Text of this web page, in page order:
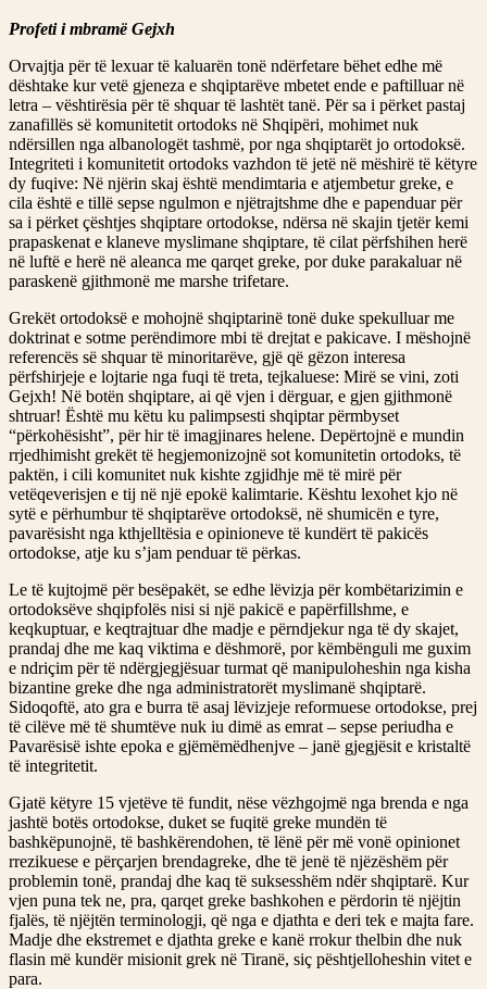
Profeti i mbramë Gejxh
Orvajtja për të lexuar të kaluarën tonë ndërfetare bëhet edhe më
dështake kur vetë gjeneza e shqiptarëve mbetet ende e paftilluar në
letra – vështirësia për të shquar të lashtët tanë. Për sa i përket pastaj
zanafillës së komunitetit ortodoks në Shqipëri, mohimet nuk
ndërsillen nga albanologët tashmë, por nga shqiptarët jo ortodoksë.
Integriteti i komunitetit ortodoks vazhdon të jetë në mëshirë të këtyre
dy fuqive: Në njërin skaj është mendimtaria e atjembetur greke, e
cila është e tillë sepse ngulmon e njëtrajtshme dhe e papenduar për
sa i përket çështjes shqiptare ortodokse, ndërsa në skajin tjetër kemi
prapaskenat e klaneve myslimane shqiptare, të cilat përfshihen herë
në luftë e herë në aleanca me qarqet greke, por duke parakaluar në
paraskenë gjithmonë me marshe trifetare.
Grekët ortodoksë e mohojnë shqiptarinë tonë duke spekulluar me
doktrinat e sotme perëndimore mbi të drejtat e pakicave. I mëshojnë
referencës së shquar të minoritarëve, gjë që gëzon interesa
përfshirjeje e lojtarie nga fuqi të treta, tejkaluese: Mirë se vini, zoti
Gejxh! Në botën shqiptare, ai që vjen i dërguar, e gjen gjithmonë
shtruar! Është mu këtu ku palimpsesti shqiptar përmbyset
“përkohësisht”, për hir të imagjinares helene. Depërtojnë e mundin
rrjedhimisht grekët të hegjemonizojnë sot komunitetin ortodoks, të
paktën, i cili komunitet nuk kishte zgjidhje më të mirë për
vetëqeverisjen e tij në një epokë kalimtarie. Kështu lexohet kjo në
sytë e përhumbur të shqiptarëve ortodoksë, në shumicën e tyre,
pavarësisht nga kthjelltësia e opinioneve të kundërt të pakicës
ortodokse, atje ku s’jam penduar të përkas.
Le të kujtojmë për besëpakët, se edhe lëvizja për kombëtarizimin e
ortodoksëve shqipfolës nisi si një pakicë e papërfillshme, e
keqkuptuar, e keqtrajtuar dhe madje e përndjekur nga të dy skajet,
prandaj dhe me kaq viktima e dëshmorë, por këmbënguli me guxim
e ndriçim për të ndërgjegjësuar turmat që manipuloheshin nga kisha
bizantine greke dhe nga administratorët myslimanë shqiptarë.
Sidoqoftë, ato gra e burra të asaj lëvizjeje reformuese ortodokse, prej
të cilëve më të shumtëve nuk iu dimë as emrat – sepse periudha e
Pavarësisë ishte epoka e gjëmëmëdhenjve – janë gjegjësit e kristaltë
të integritetit.
Gjatë këtyre 15 vjetëve të fundit, nëse vëzhgojmë nga brenda e nga
jashtë botës ortodokse, duket se fuqitë greke mundën të
bashkëpunojnë, të bashkërendohen, të lënë për më vonë opinionet
rrezikuese e përçarjen brendagreke, dhe të jenë të njëzëshëm për
problemin tonë, prandaj dhe kaq të suksesshëm ndër shqiptarë. Kur
vjen puna tek ne, pra, qarqet greke bashkohen e përdorin të njëjtin
fjalës, të njëjtën terminologji, që nga e djathta e deri tek e majta fare.
Madje dhe ekstremet e djathta greke e kanë rrokur thelbin dhe nuk
flasin më kundër misionit grek në Tiranë, siç pështjelloheshin vitet e
para.